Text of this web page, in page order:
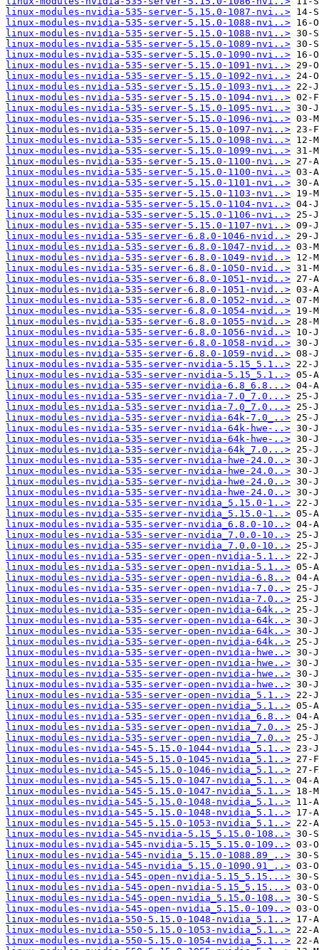
linux-modules-nvidia-535-server-5.15.0-1087-nvi..>
linux-modules-nvidia-535-server-5.15.0-1088-nvi..>
linux-modules-nvidia-535-server-5.15.0-1088-nvi..>
linux-modules-nvidia-535-server-5.15.0-1089-nvi..>
linux-modules-nvidia-535-server-5.15.0-1090-nvi..>
linux-modules-nvidia-535-server-5.15.0-1091-nvi..>
linux-modules-nvidia-535-server-5.15.0-1092-nvi..>
linux-modules-nvidia-535-server-5.15.0-1093-nvi..>
linux-modules-nvidia-535-server-5.15.0-1094-nvi..>
linux-modules-nvidia-535-server-5.15.0-1095-nvi..>
linux-modules-nvidia-535-server-5.15.0-1096-nvi..>
linux-modules-nvidia-535-server-5.15.0-1097-nvi..>
linux-modules-nvidia-535-server-5.15.0-1098-nvi..>
linux-modules-nvidia-535-server-5.15.0-1099-nvi..>
linux-modules-nvidia-535-server-5.15.0-1100-nvi..>
linux-modules-nvidia-535-server-5.15.0-1100-nvi..>
linux-modules-nvidia-535-server-5.15.0-1101-nvi..>
linux-modules-nvidia-535-server-5.15.0-1103-nvi..>
linux-modules-nvidia-535-server-5.15.0-1104-nvi..>
linux-modules-nvidia-535-server-5.15.0-1106-nvi..>
linux-modules-nvidia-535-server-5.15.0-1107-nvi..>
linux-modules-nvidia-535-server-6.8.0-1046-nvid..>
linux-modules-nvidia-535-server-6.8.0-1047-nvid..>
linux-modules-nvidia-535-server-6.8.0-1049-nvid..>
linux-modules-nvidia-535-server-6.8.0-1050-nvid..>
linux-modules-nvidia-535-server-6.8.0-1051-nvid..>
linux-modules-nvidia-535-server-6.8.0-1051-nvid..>
linux-modules-nvidia-535-server-6.8.0-1052-nvid..>
linux-modules-nvidia-535-server-6.8.0-1054-nvid..>
linux-modules-nvidia-535-server-6.8.0-1055-nvid..>
linux-modules-nvidia-535-server-6.8.0-1056-nvid..>
linux-modules-nvidia-535-server-6.8.0-1058-nvid..>
linux-modules-nvidia-535-server-6.8.0-1059-nvid..>
linux-modules-nvidia-535-server-nvidia-5.15_5.1..>
linux-modules-nvidia-535-server-nvidia-5.15_5.1..>
linux-modules-nvidia-535-server-nvidia-6.8_6.8...>
linux-modules-nvidia-535-server-nvidia-7.0_7.0...>
linux-modules-nvidia-535-server-nvidia-7.0_7.0...>
linux-modules-nvidia-535-server-nvidia-64k-7.0_..>
linux-modules-nvidia-535-server-nvidia-64k-hwe-..>
linux-modules-nvidia-535-server-nvidia-64k-hwe-..>
linux-modules-nvidia-535-server-nvidia-64k_7.0...>
linux-modules-nvidia-535-server-nvidia-hwe-24.0..>
linux-modules-nvidia-535-server-nvidia-hwe-24.0..>
linux-modules-nvidia-535-server-nvidia-hwe-24.0..>
linux-modules-nvidia-535-server-nvidia-hwe-24.0..>
linux-modules-nvidia-535-server-nvidia_5.15.0-1..>
linux-modules-nvidia-535-server-nvidia_5.15.0-1..>
linux-modules-nvidia-535-server-nvidia_6.8.0-10..>
linux-modules-nvidia-535-server-nvidia_7.0.0-10..>
linux-modules-nvidia-535-server-nvidia_7.0.0-10..>
linux-modules-nvidia-535-server-open-nvidia-5.1..>
linux-modules-nvidia-535-server-open-nvidia-5.1..>
linux-modules-nvidia-535-server-open-nvidia-6.8..>
linux-modules-nvidia-535-server-open-nvidia-7.0..>
linux-modules-nvidia-535-server-open-nvidia-7.0..>
linux-modules-nvidia-535-server-open-nvidia-64k..>
linux-modules-nvidia-535-server-open-nvidia-64k..>
linux-modules-nvidia-535-server-open-nvidia-64k..>
linux-modules-nvidia-535-server-open-nvidia-64k..>
linux-modules-nvidia-535-server-open-nvidia-hwe..>
linux-modules-nvidia-535-server-open-nvidia-hwe..>
linux-modules-nvidia-535-server-open-nvidia-hwe..>
linux-modules-nvidia-535-server-open-nvidia-hwe..>
linux-modules-nvidia-535-server-open-nvidia_5.1..>
linux-modules-nvidia-535-server-open-nvidia_5.1..>
linux-modules-nvidia-535-server-open-nvidia_6.8..>
linux-modules-nvidia-535-server-open-nvidia_7.0..>
linux-modules-nvidia-535-server-open-nvidia_7.0..>
linux-modules-nvidia-545-5.15.0-1044-nvidia_5.1..>
linux-modules-nvidia-545-5.15.0-1045-nvidia_5.1..>
linux-modules-nvidia-545-5.15.0-1046-nvidia_5.1..>
linux-modules-nvidia-545-5.15.0-1047-nvidia_5.1..>
linux-modules-nvidia-545-5.15.0-1047-nvidia_5.1..>
linux-modules-nvidia-545-5.15.0-1048-nvidia_5.1..>
linux-modules-nvidia-545-5.15.0-1048-nvidia_5.1..>
linux-modules-nvidia-545-5.15.0-1053-nvidia_5.1..>
linux-modules-nvidia-545-nvidia-5.15_5.15.0-108..>
linux-modules-nvidia-545-nvidia-5.15_5.15.0-109..>
linux-modules-nvidia-545-nvidia_5.15.0-1088.89_..>
linux-modules-nvidia-545-nvidia_5.15.0-1090.91_..>
linux-modules-nvidia-545-open-nvidia-5.15_5.15...>
linux-modules-nvidia-545-open-nvidia-5.15_5.15...>
linux-modules-nvidia-545-open-nvidia_5.15.0-108..>
linux-modules-nvidia-545-open-nvidia_5.15.0-109..>
linux-modules-nvidia-550-5.15.0-1048-nvidia_5.1..>
linux-modules-nvidia-550-5.15.0-1053-nvidia_5.1..>
linux-modules-nvidia-550-5.15.0-1054-nvidia_5.1..>